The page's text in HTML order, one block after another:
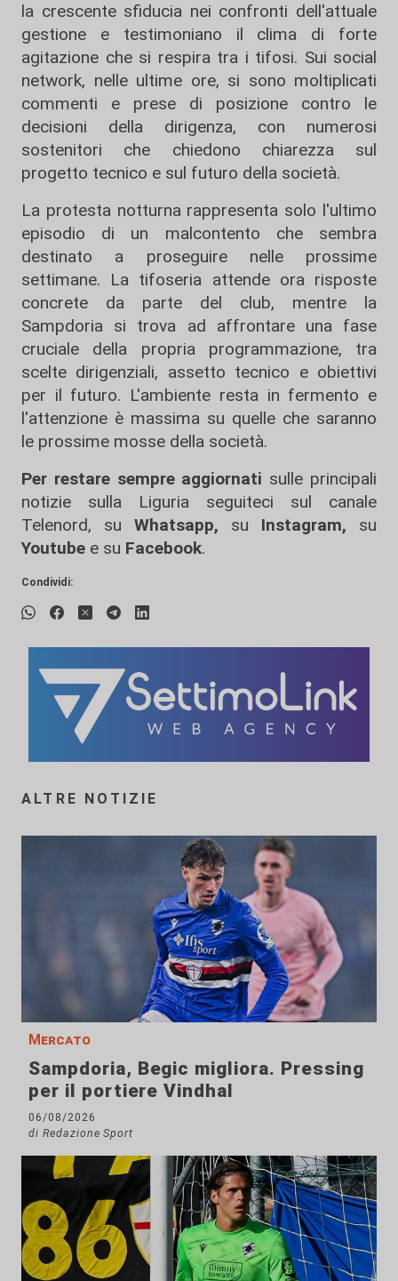
la crescente sfiducia nei confronti dell'attuale
gestione e testimoniano il clima di forte
agitazione che si respira tra i tifosi. Sui social
network, nelle ultime ore, si sono moltiplicati
commenti e prese di posizione contro le
decisioni della dirigenza, con numerosi
sostenitori che chiedono chiarezza sul
progetto tecnico e sul futuro della società.
La protesta notturna rappresenta solo l'ultimo
episodio di un malcontento che sembra
destinato a proseguire nelle prossime
settimane. La tifoseria attende ora risposte
concrete da parte del club, mentre la
Sampdoria si trova ad affrontare una fase
cruciale della propria programmazione, tra
scelte dirigenziali, assetto tecnico e obiettivi
per il futuro. L'ambiente resta in fermento e
l'attenzione è massima su quelle che saranno
le prossime mosse della società.
Per restare sempre aggiornati sulle principali
notizie sulla Liguria seguiteci sul canale
Telenord, su
Whatsapp, su Instagram, su
Youtube e su Facebook.
Condividi:
ALTRE NOTIZIE
Mercato
Sampdoria, Begic migliora. Pressing
per il portiere Vindhal
06/08/2026
di Redazione Sport